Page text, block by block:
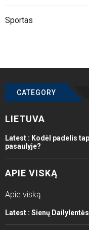
Sportas
CATEGORY
LIETUVA
Latest : Kodėl padelis
pasaulyje?
APIE VISKĄ
Apie viską
Latest : Sienų